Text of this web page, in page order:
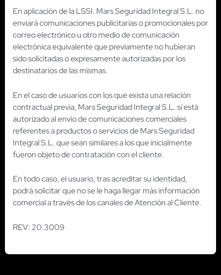
En aplicación de la LSSI. Mars Seguridad Integral S.L. no
enviará comunicaciones publicitarias o promocionales por
correo electrónico u otro medio de comunicación
electrónica equivalente que previamente no hubieran
sido solicitadas o expresamente autorizadas por los
destinatarios de las mismas.
En el caso de usuarios con los que exista una relación
contractual previa, Mars Seguridad Integral S.L. sí está
autorizado al envío de comunicaciones comerciales
referentes a productos o servicios de Mars Seguridad
Integral S.L. que sean similares a los que inicialmente
fueron objeto de contratación con el cliente.
En todo caso, el usuario, tras acreditar su identidad,
podrá solicitar que no se le haga llegar más información
comercial a través de los canales de Atención al Cliente.
REV: 20.3009